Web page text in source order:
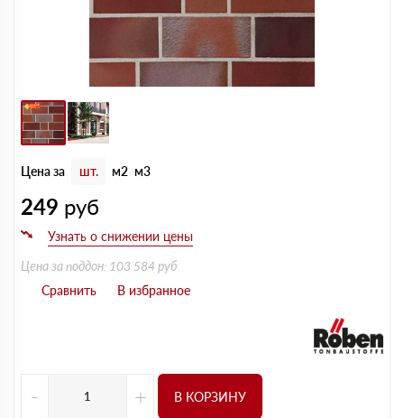
Цена за шт. м2 м3
249 руб
Цена за поддон: 103 584 руб
- + В КОРЗИНУ